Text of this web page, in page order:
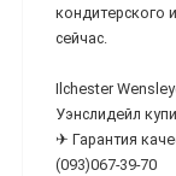
кондитерского
сейчас.
Ilchester
Уэнслидейл
✈ Гарантия
(093)067-39-70